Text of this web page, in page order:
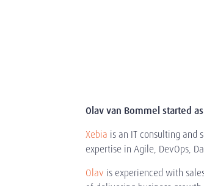
Olav van Bommel started
Xebia is an IT consulting
expertise in Agile, DevOps,
Olav is experienced with